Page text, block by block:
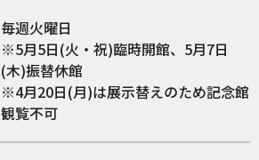
毎週火曜日
※5月5日(火・祝)臨時開館、5月7日
(木)振替休館
※4月20日(月)は展示替えのため記念館
観覧不可